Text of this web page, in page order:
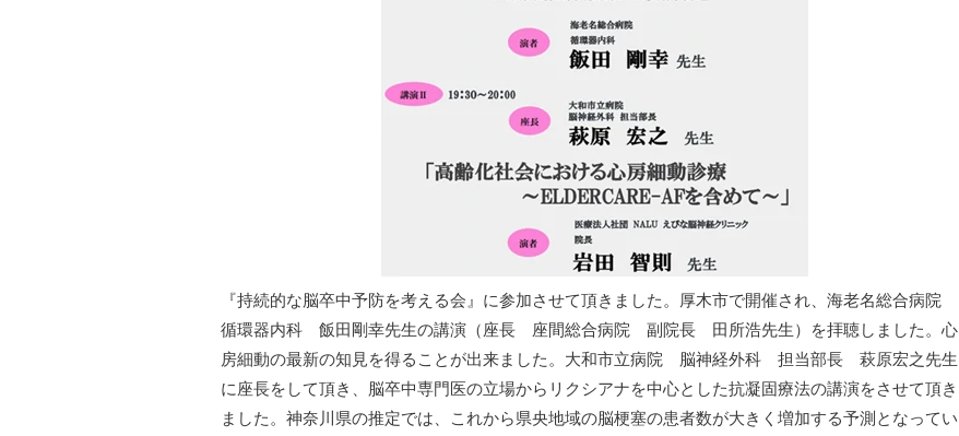
『持続的な脳卒中予防を考える会』に参加させて頂きました。厚木市で開催され、海老名総合病院
循環器内科 飯田剛幸先生の講演（座長 座間総合病院 副院長 田所浩先生）を拝聴しました。心
房細動の最新の知見を得ることが出来ました。大和市立病院 脳神経外科 担当部長 萩原宏之先生
に座長をして頂き、脳卒中専門医の立場からリクシアナを中心とした抗凝固療法の講演をさせて頂き
ました。神奈川県の推定では、これから県央地域の脳梗塞の患者数が大きく増加する予測となってい